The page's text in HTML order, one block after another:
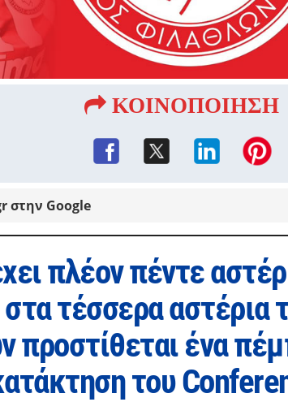
ΚΟΙΝΟΠΟΙΗΣΗ
στην Google
πλέον πέντε
τέσσερα αστέρια
ένα
του